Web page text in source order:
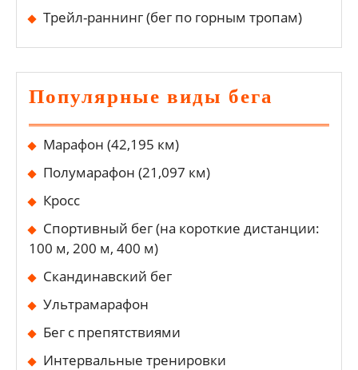
Трейл-раннинг (бег по горным тропам)
Популярные виды бега
Марафон (42,195 км)
Полумарафон (21,097 км)
Кросс
Спортивный бег (на короткие дистанции:
100 м, 200 м, 400 м)
Скандинавский бег
Ультрамарафон
Бег с препятствиями
Интервальные тренировки